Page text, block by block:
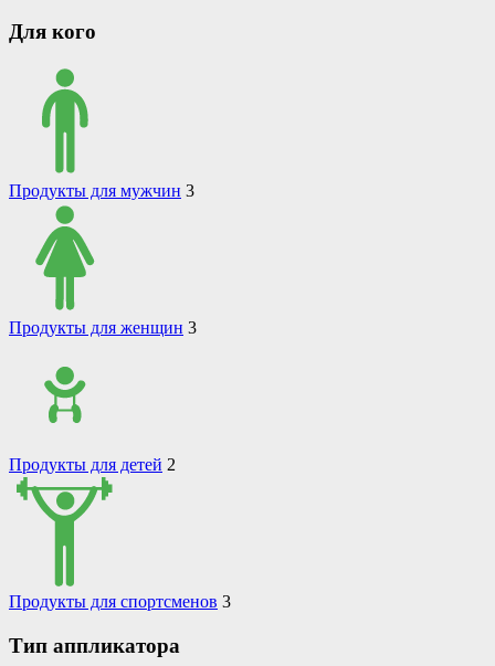
Для кого
Продукты для мужчин 3
Продукты для женщин 3
Продукты для детей 2
Продукты для спортсменов 3
Тип аппликатора